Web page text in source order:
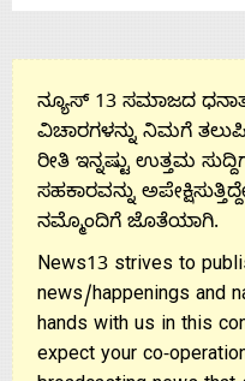
ನ್ಯೂಸ್ 13 ಸಮಾಜದ
ವಿಚಾರಗಳನ್ನು ನಿಮಗೆ
ರೀತಿ ಇನ್ನಷ್ಟು ಉತ್ತಮ
ಸಹಕಾರವನ್ನು
ನಮ್ಮೊಂದಿಗೆ ಜೊತೆಯಾಗಿ.
News13 strives to
news/happenings and
hands with us in this
expect your co-